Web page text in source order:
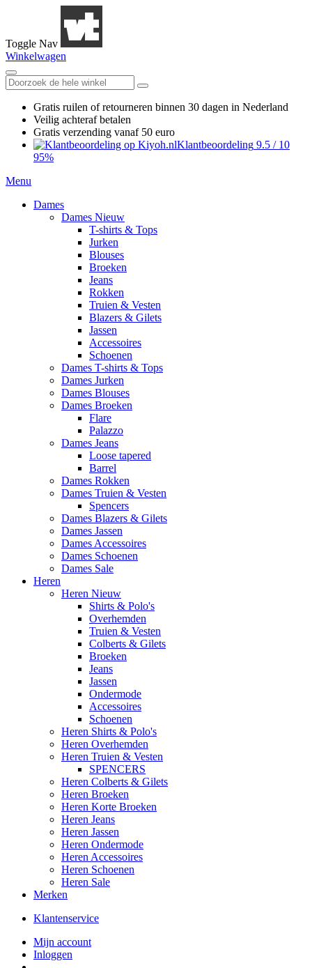
Toggle Nav
Winkelwagen
Gratis ruilen of retourneren binnen 30 dagen in Nederland
Veilig achteraf betalen
Gratis verzending vanaf 50 euro
Klantbeoordeling 9.5 / 10
95%
Menu
Dames
Dames Nieuw
T-shirts & Tops
Jurken
Blouses
Broeken
Jeans
Rokken
Truien & Vesten
Blazers & Gilets
Jassen
Accessoires
Schoenen
Dames T-shirts & Tops
Dames Jurken
Dames Blouses
Dames Broeken
Flare
Palazzo
Dames Jeans
Loose tapered
Barrel
Dames Rokken
Dames Truien & Vesten
Spencers
Dames Blazers & Gilets
Dames Jassen
Dames Accessoires
Dames Schoenen
Dames Sale
Heren
Heren Nieuw
Shirts & Polo's
Overhemden
Truien & Vesten
Colberts & Gilets
Broeken
Jeans
Jassen
Ondermode
Accessoires
Schoenen
Heren Shirts & Polo's
Heren Overhemden
Heren Truien & Vesten
SPENCERS
Heren Colberts & Gilets
Heren Broeken
Heren Korte Broeken
Heren Jeans
Heren Jassen
Heren Ondermode
Heren Accessoires
Heren Schoenen
Heren Sale
Merken
Klantenservice
Mijn account
Inloggen